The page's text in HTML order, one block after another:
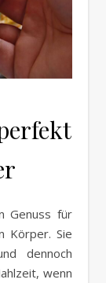
Genuss für
Körper. Sie
dennoch
wenn